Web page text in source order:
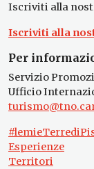
Iscriviti alla
Iscriviti alla
Per
Servizio
Ufficio
Esperienze
Territori